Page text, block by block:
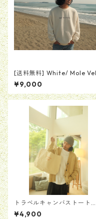
[送料無料] White/ Mole
r Crew Neck (モールベロア
ルーネック ホワイト)
¥9,000
トラベルキャンバストート
【ホワイト】
¥4,900